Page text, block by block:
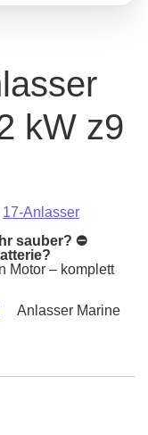
x Menge
kW z9
17-Anlasser
sauber? ⛔
Motor – komplett
Anlasser Marine